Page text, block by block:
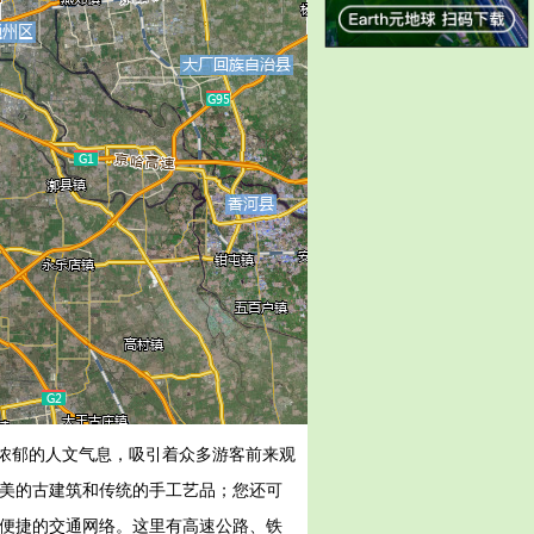
郁的人文气息，吸引着众多游客前来观
的古建筑和传统的手工艺品；您还可
捷的交通网络。这里有高速公路、铁